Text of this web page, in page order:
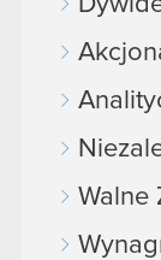
Walne